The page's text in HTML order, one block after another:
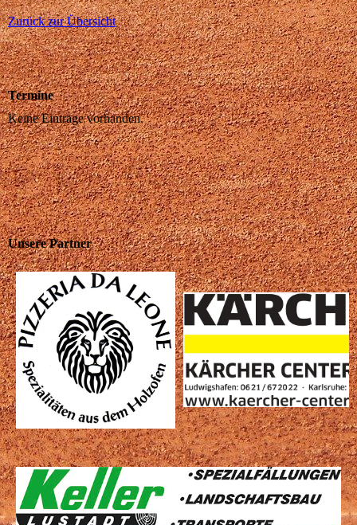
Zurück zur Übersicht
Termine
Keine Einträge vorhanden.
Unsere Partner